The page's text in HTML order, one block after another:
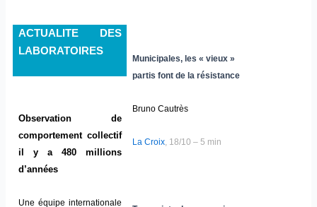
Municipales, les « vieux »
partis font de la résistance
Bruno Cautrès
La Croix, 18/10 – 5 min
ACTUALITE DES
LABORATOIRES
Observation de
comportement collectif
il y a 480 millions
d’années
Une équipe internationale